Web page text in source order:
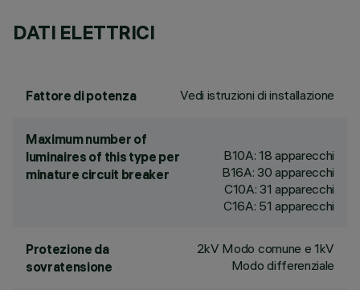
DATI ELETTRICI
Fattore di potenza Vedi istruzioni di installazione
Maximum number of
luminaires of this type per
minature circuit breaker
B10A: 18 apparecchi
B16A: 30 apparecchi
C10A: 31 apparecchi
C16A: 51 apparecchi
Protezione da
sovratensione
2kV Modo comune e 1kV
Modo differenziale